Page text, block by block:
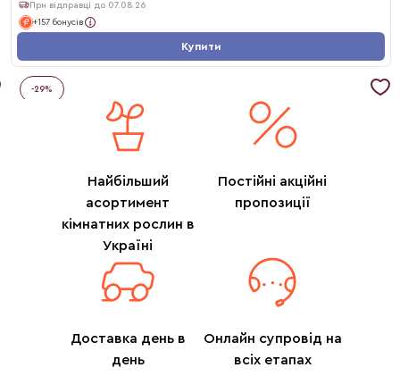
При відправці до 07.08.26
+157 бонусів
Купити
-29%
Найбільший
асортимент
кімнатних рослин в
Україні
Постійні акційні
пропозиції
Доставка день в
день
Онлайн супровід на
всіх етапах